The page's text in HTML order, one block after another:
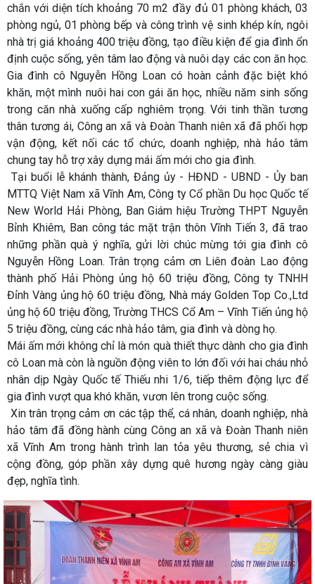
chắn với diện tích khoảng 70 m2 đầy đủ 01 phòng khách, 03
phòng ngủ, 01 phòng bếp và công trình vệ sinh khép kín, ngôi
nhà trị giá khoảng 400 triệu đồng, tạo điều kiện để gia đình ổn
định cuộc sống, yên tâm lao động và nuôi dạy các con ăn học.
Gia đình cô Nguyễn Hồng Loan có hoàn cảnh đặc biệt khó
khăn, một mình nuôi hai con gái ăn học, nhiều năm sinh sống
trong căn nhà xuống cấp nghiêm trọng. Với tinh thần tương
thân tương ái, Công an xã và Đoàn Thanh niên xã đã phối hợp
vận động, kết nối các tổ chức, doanh nghiệp, nhà hảo tâm
chung tay hỗ trợ xây dựng mái ấm mới cho gia đình.
Tại buổi lễ khánh thành, Đảng ủy - HĐND - UBND - Ủy ban
MTTQ Việt Nam xã Vĩnh Am, Công ty Cổ phần Du học Quốc tế
New World Hải Phòng, Ban Giám hiệu Trường THPT Nguyễn
Bỉnh Khiêm, Ban công tác mặt trận thôn Vĩnh Tiến 3, đã trao
những phần quà ý nghĩa, gửi lời chúc mừng tới gia đình cô
Nguyễn Hồng Loan. Trân trọng cảm ơn Liên đoàn Lao động
thành phố Hải Phòng ủng hộ 60 triệu đồng, Công ty TNHH
Đỉnh Vàng ủng hộ 60 triệu đồng, Nhà máy Golden Top Co.,Ltd
ủng hộ 60 triệu đồng, Trường THCS Cổ Am – Vĩnh Tiến ủng hộ
5 triệu đồng, cùng các nhà hảo tâm, gia đình và dòng họ.
Mái ấm mới không chỉ là món quà thiết thực dành cho gia đình
cô Loan mà còn là nguồn động viên to lớn đối với hai cháu nhỏ
nhân dịp Ngày Quốc tế Thiếu nhi 1/6, tiếp thêm động lực để
gia đình vượt qua khó khăn, vươn lên trong cuộc sống.
Xin trân trọng cảm ơn các tập thể, cá nhân, doanh nghiệp, nhà
hảo tâm đã đồng hành cùng Công an xã và Đoàn Thanh niên
xã Vĩnh Am trong hành trình lan tỏa yêu thương, sẻ chia vì
cộng đồng, góp phần xây dựng quê hương ngày càng giàu
đẹp, nghĩa tình.